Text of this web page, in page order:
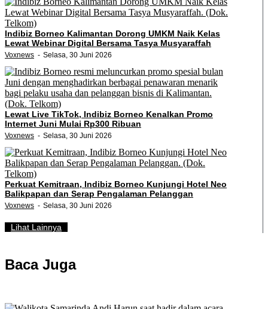
Indibiz Borneo Kalimantan Dorong UMKM Naik Kelas
Lewat Webinar Digital Bersama Tasya Musyaraffah
Voxnews Selasa, 30 Juni 2026
Lewat Live TikTok, Indibiz Borneo Kenalkan Promo
Internet Juni Mulai Rp300 Ribuan
Voxnews Selasa, 30 Juni 2026
Perkuat Kemitraan, Indibiz Borneo Kunjungi Hotel Neo
Balikpapan dan Serap Pengalaman Pelanggan
Voxnews Selasa, 30 Juni 2026
Lihat Lainnya
Baca Juga